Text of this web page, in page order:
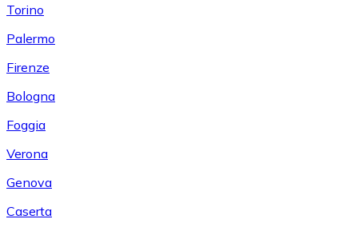
Torino
Palermo
Firenze
Bologna
Foggia
Verona
Genova
Caserta